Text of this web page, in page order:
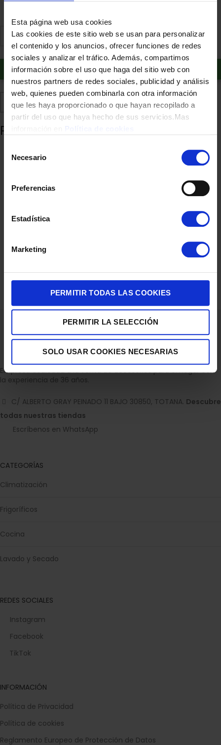
Esta página web usa cookies
Las cookies de este sitio web se usan para personalizar
el contenido y los anuncios, ofrecer funciones de redes
sociales y analizar el tráfico. Además, compartimos
información sobre el uso que haga del sitio web con
nuestros partners de redes sociales, publicidad y análisis
web, quienes pueden combinarla con otra información
que les haya proporcionado o que hayan recopilado a
partir del uso que haya hecho de sus servicios.Mas
Necesario
Preferencias
Estadística
Marketing
PERMITIR TODAS LAS COOKIES
PERMITIR LA SELECCIÓN
SOLO USAR COOKIES NECESARIAS
Añadir al carrito
Añadir a favoritos Comparte
Productos relacionados
CEPILLO PARA CABELLO REVLON RVDR5298EONE STEP PLUS
37,00 €
Empresa dedicada a la venta de accesorios para el hogar con
la experiencia de 36 años.
C/ ALBERTO GRAY PEINADO 11 BAJO 30850, TOTANA. Descubre
todas nuestras tiendas
Escríbenos en WhatsApp
CATEGORÍAS
Climatización
Frigoríficos
Cocina
Lavado y Secado
REDES SOCIALES
Instagram
Facebook
TikTok
INFORMACIÓN
Política de Privacidad
Política de cookies
Reglamento Europeo de Protección de Datos